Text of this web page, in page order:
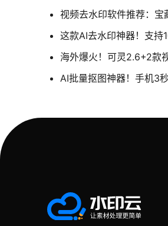
视频去水印软件推荐：宝
这款AI去水印神器！支持
海外爆火！可灵2.6+2款
AI批量抠图神器！手机3